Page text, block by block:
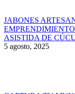
JABONES
ASISTIDA DE
5 agosto, 2025